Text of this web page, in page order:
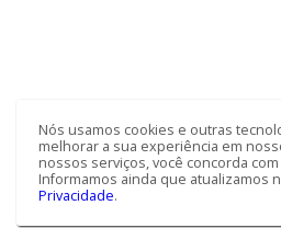
Nós usamos cookies e outras
melhorar a sua experiência em
nossos serviços, você concorda
Informamos ainda que atualizamos
Privacidade.